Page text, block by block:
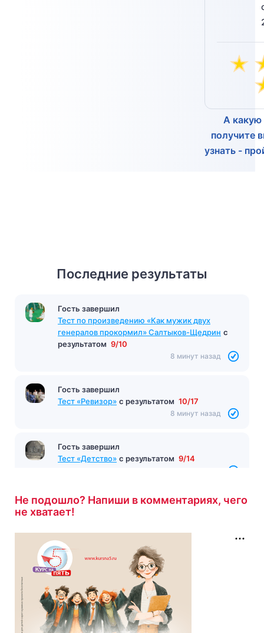
А какую
получите
узнать -
Последние результаты
Гость завершил
Тест по произведению «Как мужик двух
генералов прокормил» Салтыков-Щедрин с
результатом 9/10
8 минут назад
Гость завершил
Тест «Ревизор» с результатом 10/17
8 минут назад
Гость завершил
Тест «Детство» с результатом 9/14
Не подошло? Напиши в комментариях, чего
не хватает!